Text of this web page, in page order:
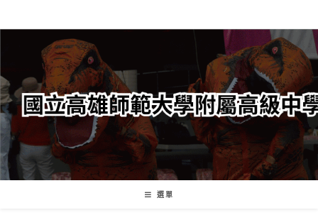
轉
要
內
容
選單